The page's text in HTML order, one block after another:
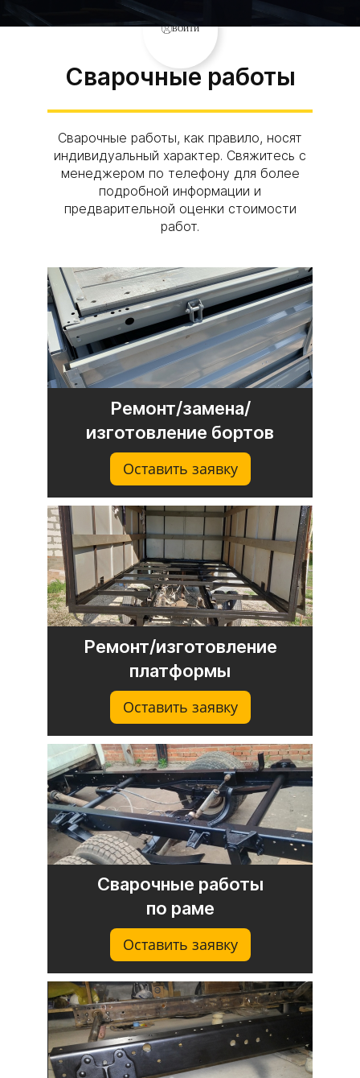
ВОЙТИ
Сварочные работы
Сварочные работы, как правило, носят
индивидуальный характер. Свяжитесь с
менеджером по телефону для более
подробной информации и
предварительной оценки стоимости
работ.
Ремонт/замена/
изготовление бортов
Оставить заявку
Ремонт/изготовление
платформы
Оставить заявку
Сварочные работы
по раме
Оставить заявку